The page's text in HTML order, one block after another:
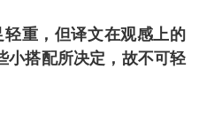
轻重，但译文在观感上的
小搭配所决定，故不可轻